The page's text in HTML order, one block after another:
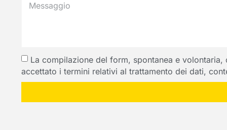
La compilazione del form, spontanea e
accettato i termini relativi al trattamento dei dati,